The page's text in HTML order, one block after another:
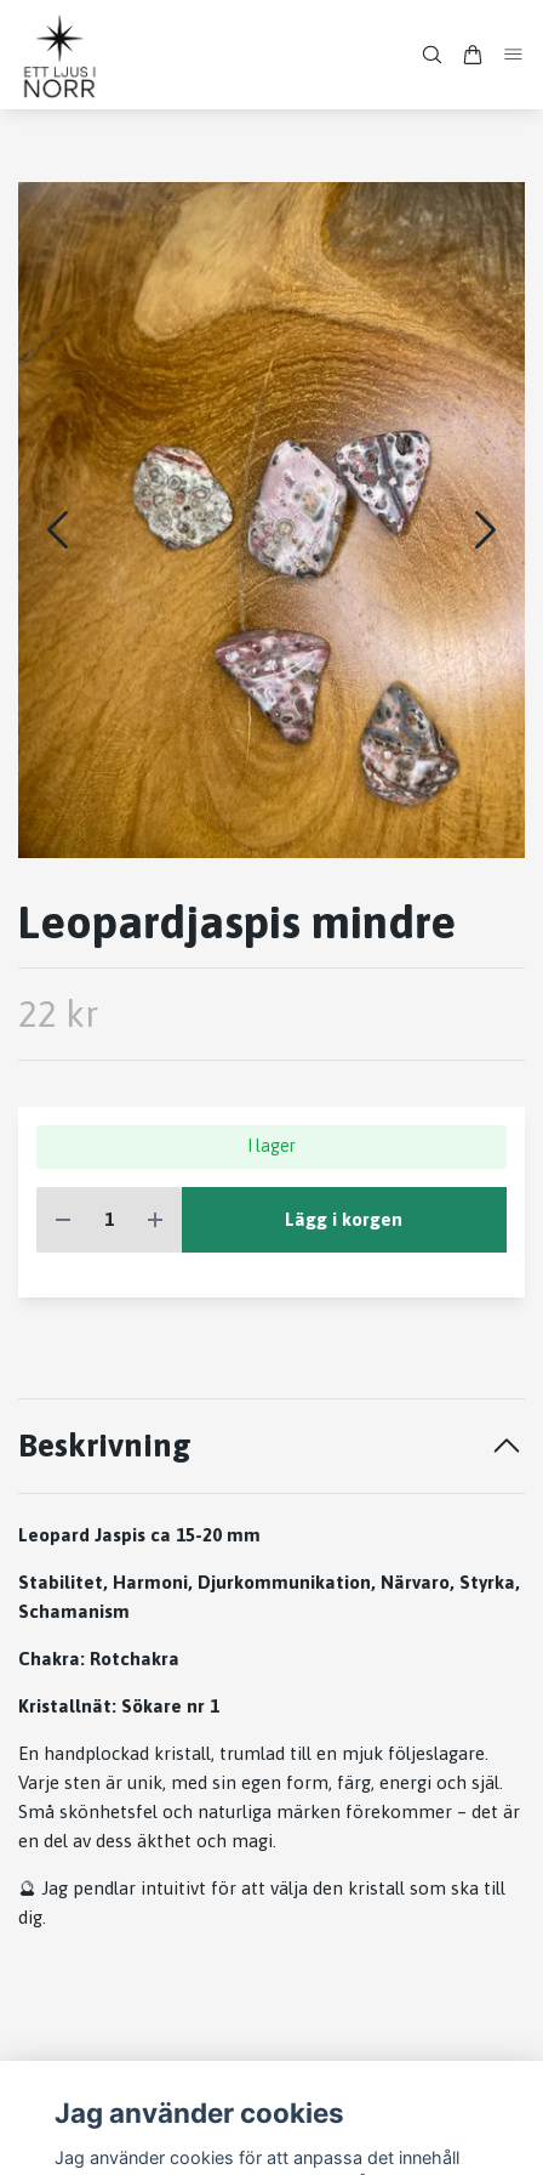
Leopardjaspis mindre
22 kr
I lager
Lägg i korgen
Beskrivning
Leopard Jaspis ca 15-20 mm
Stabilitet, Harmoni, Djurkommunikation, Närvaro, Styrka,
Schamanism
Chakra: Rotchakra
Kristallnät: Sökare nr 1
En handplockad kristall, trumlad till en mjuk följeslagare.
Varje sten är unik, med sin egen form, färg, energi och själ.
Små skönhetsfel och naturliga märken förekommer – det är
en del av dess äkthet och magi.
🔮 Jag pendlar intuitivt för att välja den kristall som ska till
dig.
Läs mer
Köpvillkor
Jag använder cookies
Jag använder cookies för att anpassa det innehåll